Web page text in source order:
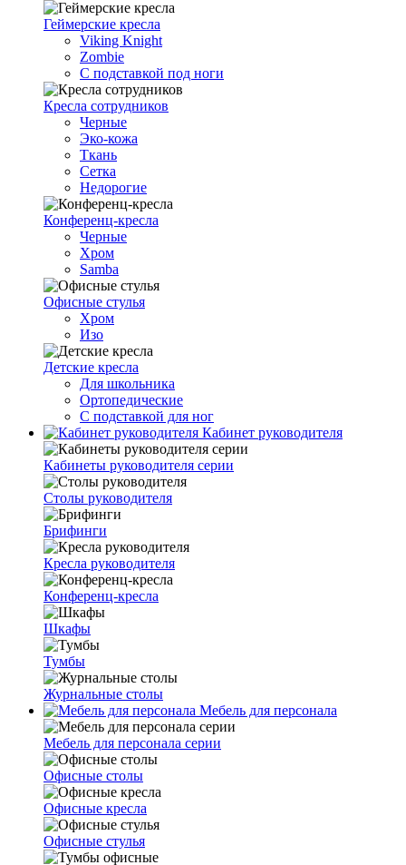
Геймерские кресла
Viking Knight
Zombie
С подставкой под ноги
Кресла сотрудников
Черные
Эко-кожа
Ткань
Сетка
Недорогие
Конференц-кресла
Черные
Хром
Samba
Офисные стулья
Хром
Изо
Детские кресла
Для школьника
Ортопедические
С подставкой для ног
Кабинет руководителя
Кабинеты руководителя серии
Столы руководителя
Брифинги
Кресла руководителя
Конференц-кресла
Шкафы
Тумбы
Журнальные столы
Мебель для персонала
Мебель для персонала серии
Офисные столы
Офисные кресла
Офисные стулья